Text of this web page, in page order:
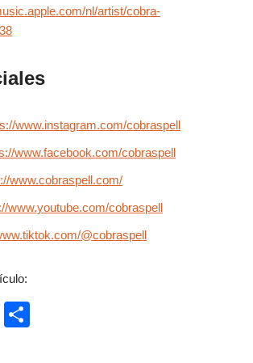
nl/artist/cobra-
www.instagram.com/cobraspell
www.facebook.com/cobraspell
www.cobraspell.com/
www.youtube.com/cobraspell
@cobraspell
W